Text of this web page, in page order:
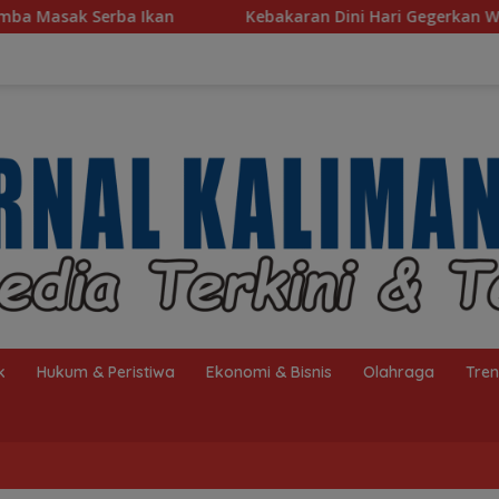
Kebakaran Dini Hari Gegerkan Warga Kelayan B, Dua
Hukum & Peristiwa Ekonomi & Bisnis Olahraga